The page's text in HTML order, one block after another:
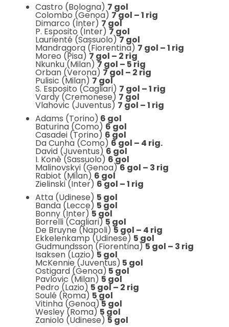
Castro (Bologna) 7 gol
Colombo (Genoa) 7 gol – 1 rig
Dimarco (Inter) 7 gol
P. Esposito (Inter) 7 gol
Laurienté (Sassuolo)7 gol
Mandragora (Fiorentina) 7 gol – 1 rig
Moreo (Pisa) 7 gol – 2 rig
Nkunku (Milan)7 gol – 5 rig
Orban (Verona) 7 gol – 2 rig
Pulisic (Milan) 7 gol
S. Esposito (Cagliari) 7 gol – 1 rig
Vardy (Cremonese) 7 gol
Vlahovic (Juventus) 7 gol – 1 rig
Adams (Torino) 6 gol
Baturina (Como) 6 gol
Casadei (Torino) 6 gol
Da Cunha (Como) 6 gol – 4 rig.
David (Juventus)6 gol
I. Konè (Sassuolo) 6 gol
Malinovskyi (Genoa)6 gol – 3 rig
Rabiot (Milan) 6 gol
Zielinski (Inter) 6 gol – 1 rig
Atta (Udinese) 5 gol
Banda (Lecce) 5 gol
Bonny (Inter)5 gol
Borrelli (Cagliari) 5 gol
De Bruyne (Napoli)5 gol – 4 rig
Ekkelenkamp (Udinese) 5 gol
Gudmundsson (Fiorentina)5 gol – 3 rig
Isaksen (Lazio) 5 gol
McKennie (Juventus) 5 gol
Ostigard (Genoa) 5 gol
Pavlovic (Milan) 5 gol
Pedro (Lazio) 5 gol – 2 rig
Soulé (Roma) 5 gol
Vitinha (Genoa)5 gol
Wesley (Roma) 5 gol
Zaniolo (Udinese) 5 gol